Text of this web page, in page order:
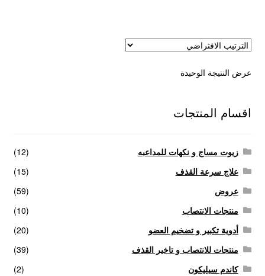
علاج سرعة القذف
كاندم سيليكون
لانجيري مثير
منتجات خاصة بالزوج
منتجات خاصة بالزوجة
منتجات لاثارة الزوجه
منتجات للانتصاب و تاخير القذف
عرض النتيجة الوحيدة
اقسام المنتجات
زيوت مساج و نكهات للمداعبه
(12)
علاج سرعة القذف
(15)
عروض
(59)
منتجات الانتصاب
(10)
أدوية تكبير و تضخيم العضو
(20)
منتجات للانتصاب و تاخير القذف
(39)
كاندم سيليكون
(2)